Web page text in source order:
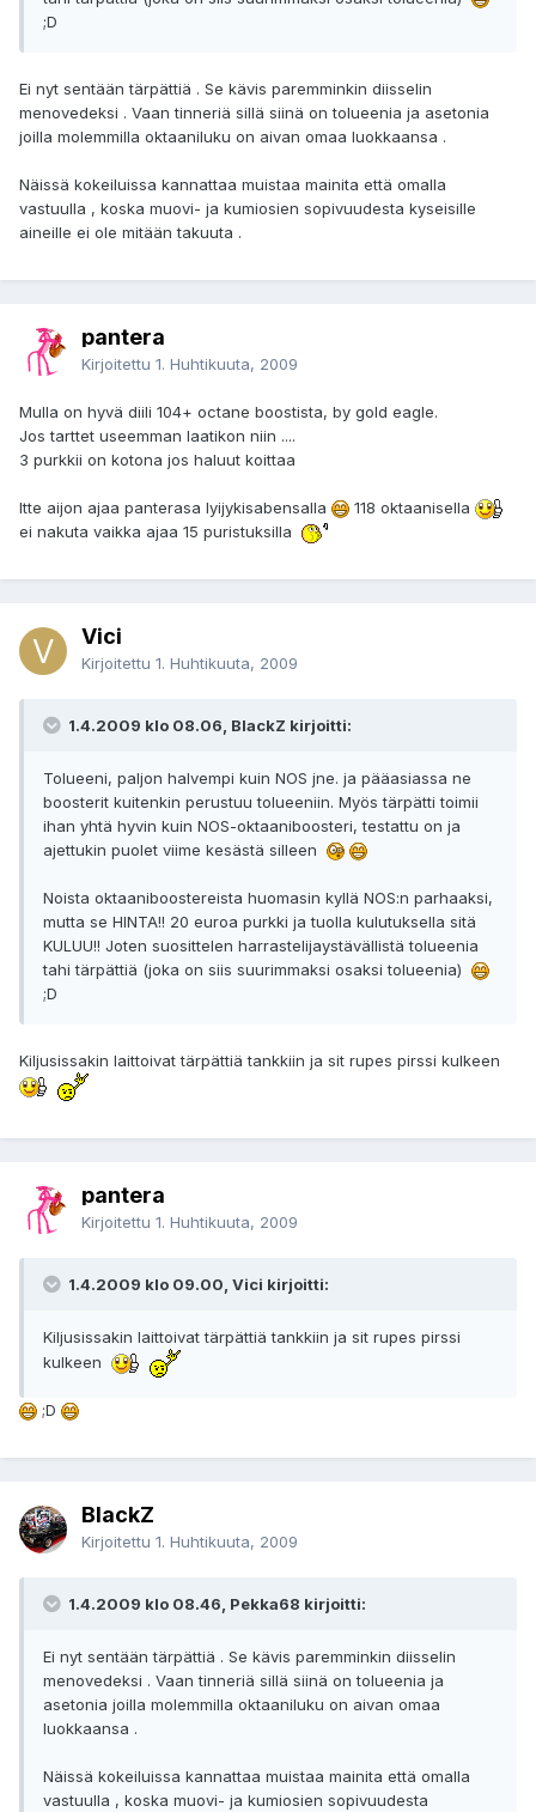
;D
Ei nyt sentään tärpättiä . Se kävis paremminkin diisselin
menovedeksi . Vaan tinneriä sillä siinä on tolueenia ja asetonia
joilla molemmilla oktaaniluku on aivan omaa luokkaansa .
Näissä kokeiluissa kannattaa muistaa mainita että omalla
vastuulla , koska muovi- ja kumiosien sopivuudesta kyseisille
aineille ei ole mitään takuuta .
pantera
Kirjoitettu 1. Huhtikuuta, 2009
Mulla on hyvä diili 104+ octane boostista, by gold eagle.
Jos tarttet useemman laatikon niin ....
3 purkkii on kotona jos haluut koittaa
Itte aijon ajaa panterasa lyijykisabensalla
118 oktaanisella
ei nakuta vaikka ajaa 15 puristuksilla
Vici
Kirjoitettu 1. Huhtikuuta, 2009
1.4.2009 klo 08.06, BlackZ kirjoitti:
Tolueeni, paljon halvempi kuin NOS jne. ja pääasiassa ne
boosterit kuitenkin perustuu tolueeniin. Myös tärpätti toimii
ihan yhtä hyvin kuin NOS-oktaaniboosteri, testattu on ja
ajettukin puolet viime kesästä silleen
Noista oktaaniboostereista huomasin kyllä NOS:n parhaaksi,
mutta se HINTA!! 20 euroa purkki ja tuolla kulutuksella sitä
KULUU!! Joten suosittelen harrastelijaystävällistä tolueenia
tahi tärpättiä (joka on siis suurimmaksi osaksi tolueenia)
;D
Kiljusissakin laittoivat tärpättiä tankkiin ja sit rupes pirssi kulkeen
pantera
Kirjoitettu 1. Huhtikuuta, 2009
1.4.2009 klo 09.00, Vici kirjoitti:
Kiljusissakin laittoivat tärpättiä tankkiin ja sit rupes pirssi
kulkeen
;D
BlackZ
Kirjoitettu 1. Huhtikuuta, 2009
1.4.2009 klo 08.46, Pekka68 kirjoitti:
Ei nyt sentään tärpättiä . Se kävis paremminkin diisselin
menovedeksi . Vaan tinneriä sillä siinä on tolueenia ja
asetonia joilla molemmilla oktaaniluku on aivan omaa
luokkaansa .
Näissä kokeiluissa kannattaa muistaa mainita että omalla
vastuulla , koska muovi- ja kumiosien sopivuudesta